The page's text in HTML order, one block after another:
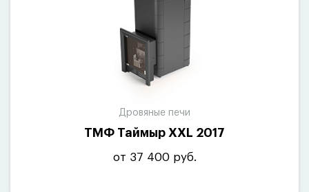
Дровяные печи
ТМФ Таймыр XXL 2017
от 37 400 руб.